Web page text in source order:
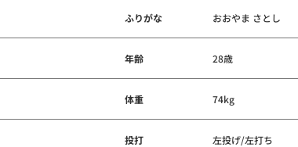
ふりがな おおやま さとし
年齢 28歳
体重 74kg
投打 左投げ/左打ち